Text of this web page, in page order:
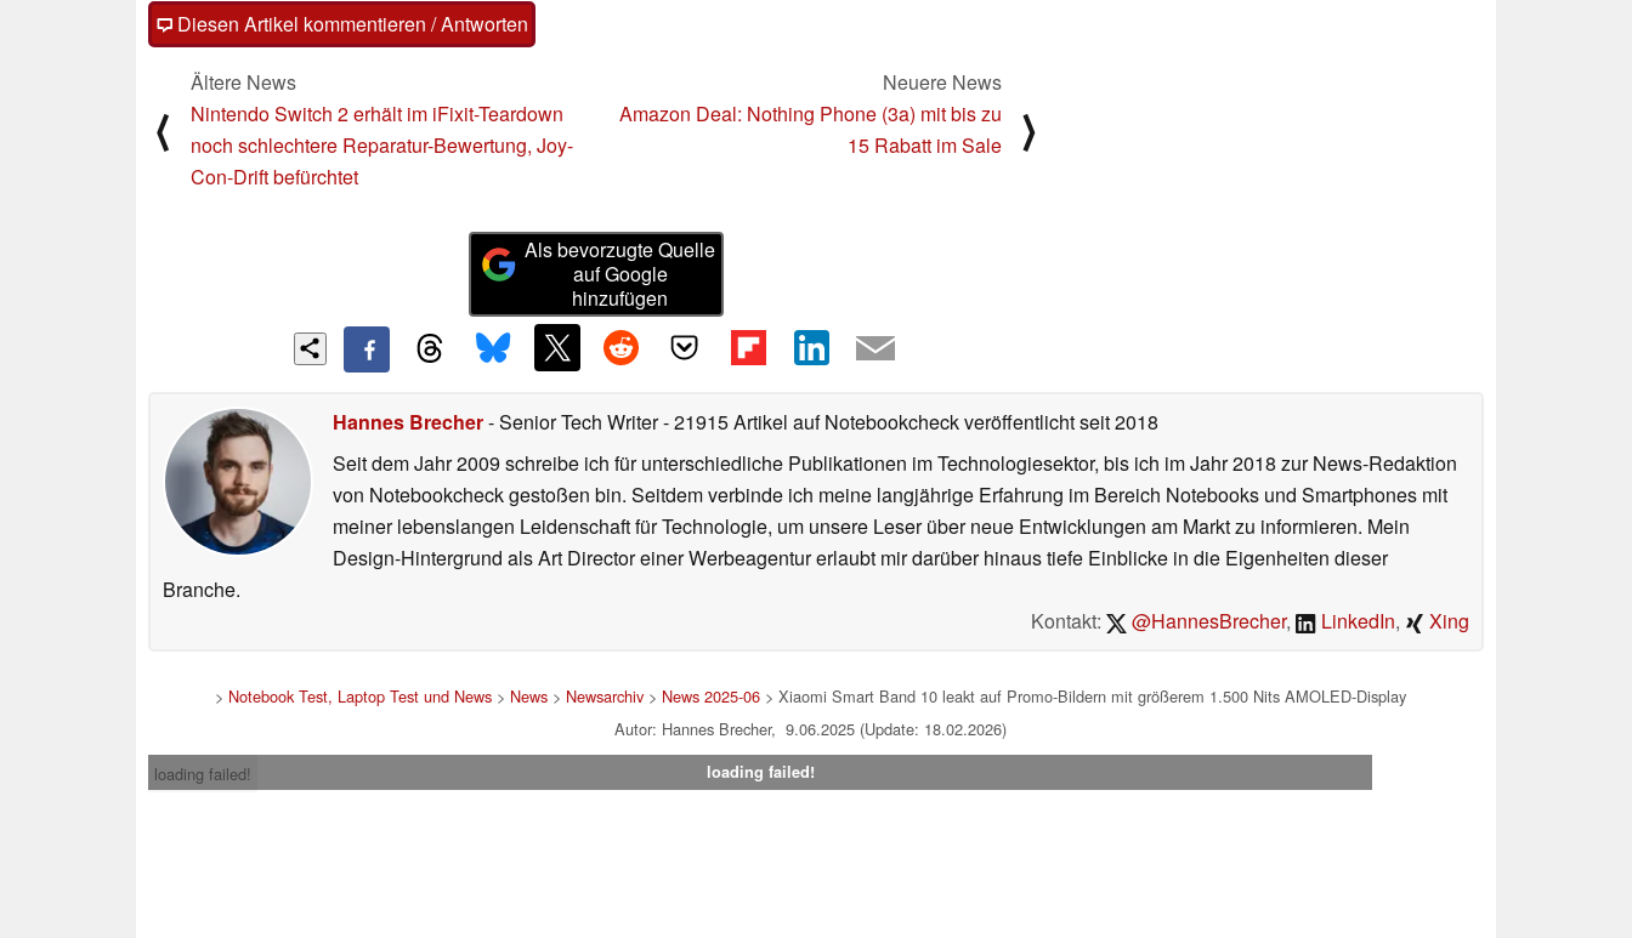
Diesen Artikel kommentieren / Antworten
⟨
Ältere News
Nintendo Switch 2 erhält im iFixit-Teardown
noch schlechtere Reparatur-Bewertung, Joy-
Con-Drift befürchtet
Neuere News
Amazon Deal: Nothing Phone (3a) mit bis zu
15 Rabatt im Sale
⟩
Als bevorzugte Quelle
auf Google
hinzufügen
Hannes Brecher- Senior Tech Writer- 21915 Artikel auf Notebookcheck veröffentlichtseit 2018
Seit dem Jahr 2009 schreibe ich für unterschiedliche Publikationen im Technologiesektor, bis ich im Jahr 2018 zur News-Redaktion
von Notebookcheck gestoßen bin. Seitdem verbinde ich meine langjährige Erfahrung im Bereich Notebooks und Smartphones mit
meiner lebenslangen Leidenschaft für Technologie, um unsere Leser über neue Entwicklungen am Markt zu informieren. Mein
Design-Hintergrund als Art Director einer Werbeagentur erlaubt mir darüber hinaus tiefe Einblicke in die Eigenheiten dieser
Branche.
Kontakt:
@HannesBrecher, LinkedIn, Xing
> Notebook Test, Laptop Test und News> News> Newsarchiv> News 2025-06> Xiaomi Smart Band 10 leakt auf Promo-Bildern mit größerem 1.500 Nits AMOLED-Display
Autor: Hannes Brecher, 9.06.2025 (Update: 18.02.2026)
loading failed!
loading failed!